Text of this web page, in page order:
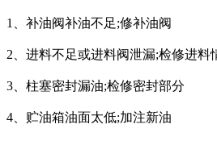
1、补油阀补油不足;修补油阀
2、进料不足或进料阀泄漏;检修进料
3、柱塞密封漏油;检修密封部分
4、贮油箱油面太低;加注新油